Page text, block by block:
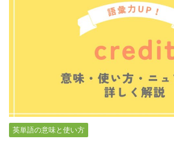
英単語の意味と使い方